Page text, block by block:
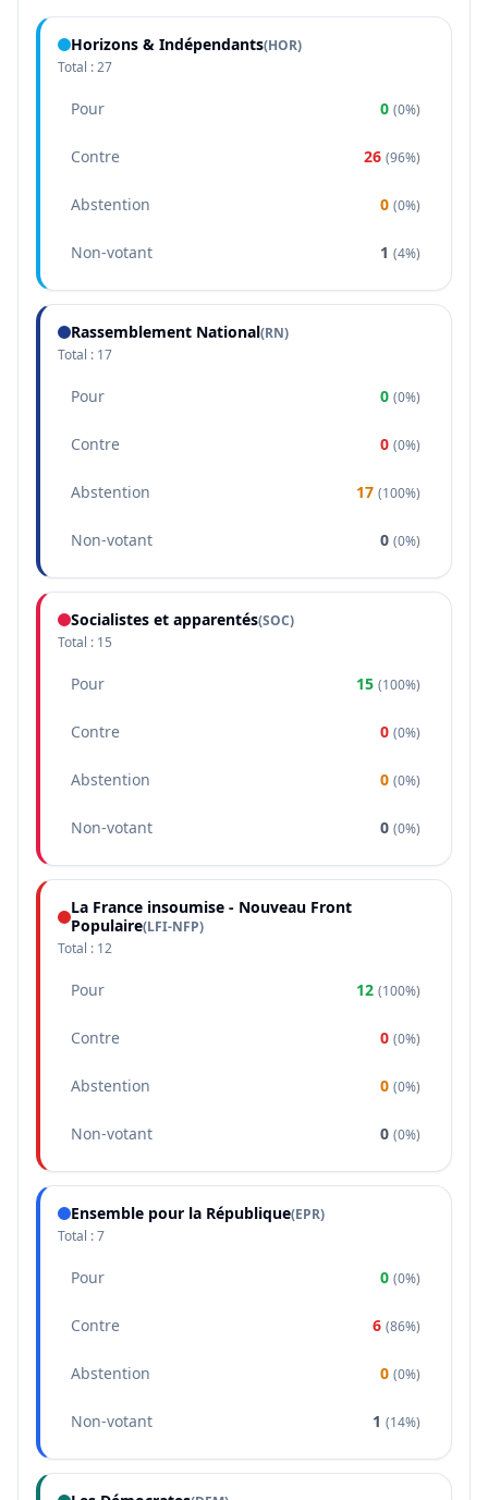
Horizons & Indépendants(HOR)
Total :27
Pour 0 (0%)
Contre 26 (96%)
Abstention 0 (0%)
Non-votant 1 (4%)
Rassemblement National(RN)
Total : 17
Pour 0 (0%)
Contre 0 (0%)
Abstention 17 (100%)
Non-votant 0 (0%)
Socialistes et apparentés(SOC)
Total : 15
Pour 15 (100%)
Contre 0 (0%)
Abstention 0 (0%)
Non-votant 0 (0%)
La France insoumise - Nouveau Front
Populaire(LFI-NFP)
Total : 12
Pour 12 (100%)
Contre 0 (0%)
Abstention 0 (0%)
Non-votant 0 (0%)
Ensemble pour la République(EPR)
Total :7
Pour 0 (0%)
Contre 6 (86%)
Abstention 0 (0%)
Non-votant 1 (14%)